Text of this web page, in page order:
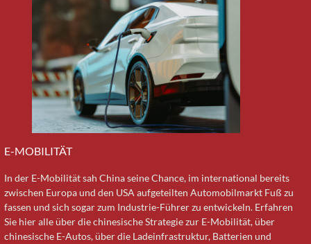
E-MOBILITÄT
In der E-Mobilität sah China seine Chance, im international bereits
zwischen Europa und den USA aufgeteilten Automobilmarkt Fuß zu
fassen und sich sogar zum Industrie-Führer zu entwickeln. Erfahren
Sie hier alle über die chinesische Strategie zur E-Mobilität, über
chinesische E-Autos, über die Ladeinfrastruktur, Batterien und